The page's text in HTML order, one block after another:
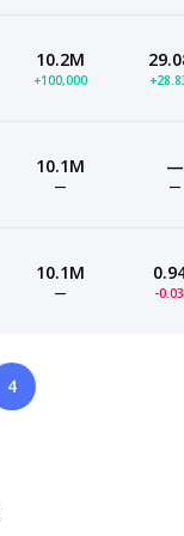
10.2M
+100,000
10.1M
—
—
—
10.1M
— -
4